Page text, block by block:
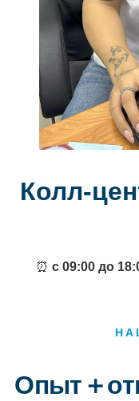
Колл-
⏰ с 09:00 до
Опыт＋